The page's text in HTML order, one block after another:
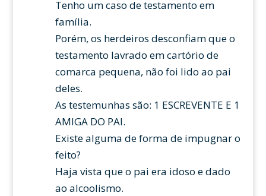
Tenho um caso de testamento em
família.
Porém, os herdeiros desconfiam que o
testamento lavrado em cartório de
comarca pequena, não foi lido ao pai
deles.
As testemunhas são: 1 ESCREVENTE E 1
AMIGA DO PAI.
Existe alguma de forma de impugnar o
feito?
Haja vista que o pai era idoso e dado
ao alcoolismo.